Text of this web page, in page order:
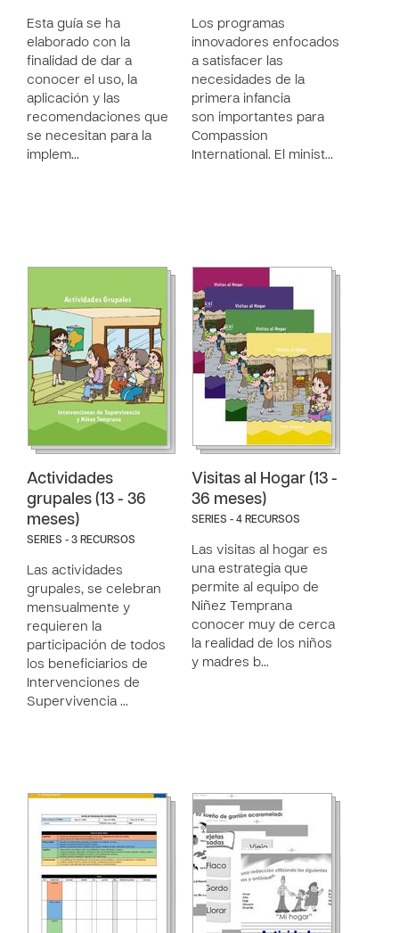
Esta guía se ha
elaborado con la
finalidad de dar a
conocer el uso, la
aplicación y las
recomendaciones que
se necesitan para la
implem…
Los programas
innovadores enfocados
a satisfacer las
necesidades de la
primera infancia
son importantes para
Compassion
International. El minist…
Actividades
grupales (13 - 36
meses)
SERIES - 3 RECURSOS
Las actividades
grupales, se celebran
mensualmente y
requieren la
participación de todos
los beneficiarios de
Intervenciones de
Supervivencia …
Visitas al Hogar (13 -
36 meses)
SERIES - 4 RECURSOS
Las visitas al hogar es
una estrategia que
permite al equipo de
Niñez Temprana
conocer muy de cerca
la realidad de los niños
y madres b…